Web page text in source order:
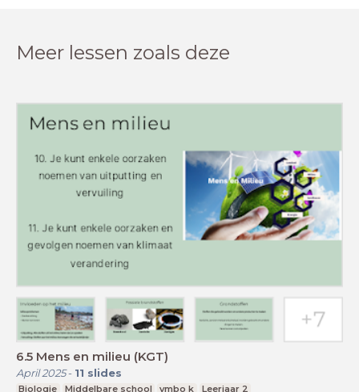
Meer lessen zoals deze
6.5 Mens en milieu (KGT)
April 2025- 11 slides
Biologie Middelbare school vmbo k Leerjaar 2